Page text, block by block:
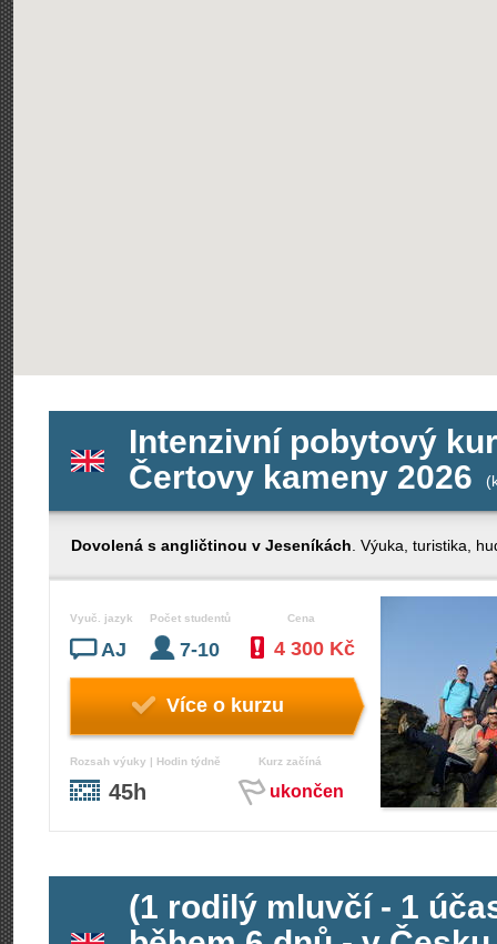
Intenzivní pobytový
Čertovy kameny 2026
Dovolená s angličtinou v Jeseníkách . Výuka, turistika,
Vyuč. jazyk
AJ
Počet studentů
7-10
Cena
4 300 Kč
Více o kurzu
Rozsah výuky | Hodin týdně
45h
Kurz začíná
ukončen
(1 rodilý mluvčí - 1